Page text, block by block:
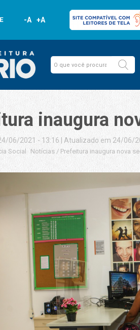
-A +A
inaugura
06/2021 - 13:16 Atualizado em 24/06/
Social Notícias / Prefeitura inaugura nova